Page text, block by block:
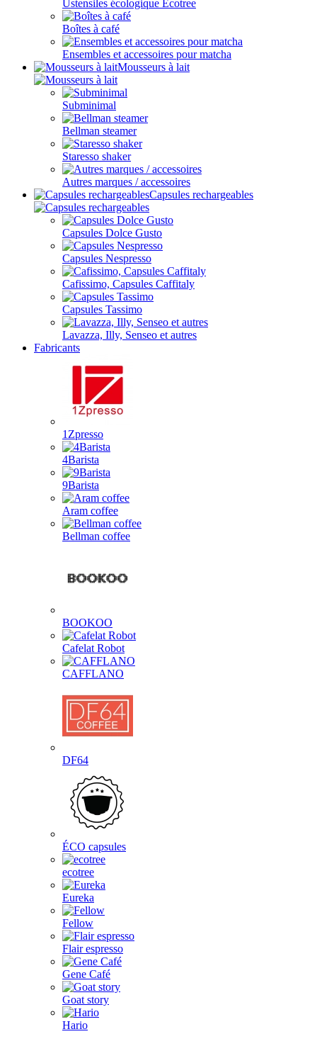
Ustensiles écologique Ecotree
Boîtes à café
Ensembles et accessoires pour matcha
Mousseurs à lait
Subminimal
Bellman steamer
Staresso shaker
Autres marques / accessoires
Capsules rechargeables
Capsules Dolce Gusto
Capsules Nespresso
Cafissimo, Capsules Caffitaly
Capsules Tassimo
Lavazza, Illy, Senseo et autres
Fabricants
1Zpresso
4Barista
9Barista
Aram coffee
Bellman coffee
BOOKOO
Cafelat Robot
CAFFLANO
DF64
ÉCO capsules
ecotree
Eureka
Fellow
Flair espresso
Gene Café
Goat story
Hario